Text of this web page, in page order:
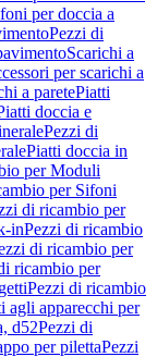
per doccia a
Pezzi di
Scarichi a
per scarichi a
a paretePiatti
doccia e
Pezzi di
Piatti doccia in
per Moduli
per Sifoni
di ricambio per
inPezzi di ricambio
di ricambio per
ricambio per
Pezzi di ricambio
agli apparecchi per
d52Pezzi di
per pilettaPezzi